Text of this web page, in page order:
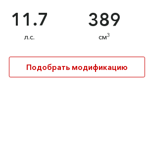
11.7
л.с.
389
см3
Подобрать модификацию